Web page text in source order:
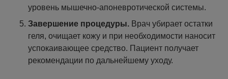
уровень мышечно-апоневротической системы.
Завершение процедуры. Врач убирает остатки
геля, очищает кожу и при необходимости наносит
успокаивающее средство. Пациент получает
рекомендации по дальнейшему уходу.